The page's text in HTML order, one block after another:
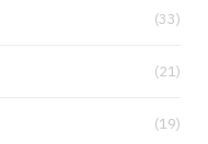
(33)
(21)
(19)